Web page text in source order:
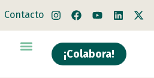
Contacto
¡Colabora!